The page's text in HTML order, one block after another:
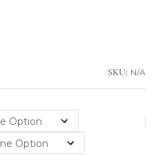
SKU: N/A